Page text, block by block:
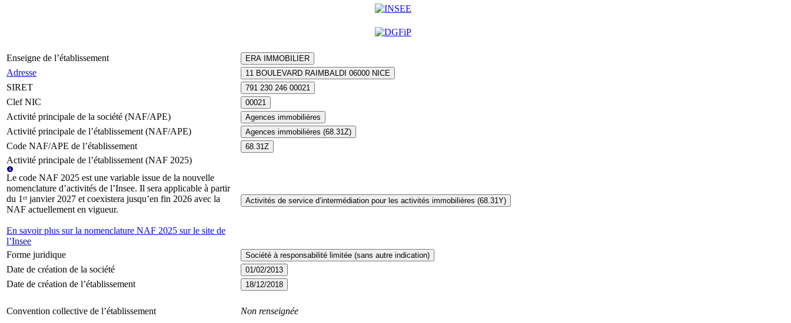
Enseigne de l’établissement ERA IMMOBILIER
Adresse 11 BOULEVARD RAIMBALDI 06000 NICE
SIRET 791 230 246 00021
Clef NIC 00021
Activité principale de la société (NAF/APE) Agences immobilières
Activité principale de l’établissement (NAF/APE) Agences immobilières (68.31Z)
Code NAF/APE de l’établissement 68.31Z
Activité principale de l’établissement (NAF 2025)
Le code NAF 2025 est une variable issue de la nouvelle
nomenclature d’activités de l’Insee. Il sera applicable à partir
du 1ᵉʳ janvier 2027 et coexistera jusqu’en fin 2026 avec la
NAF actuellement en vigueur.
En savoir plus sur la nomenclature NAF 2025 sur le site de
l’Insee
Activités de service d’intermédiation pour les activités immobilières (68.31Y)
Forme juridique Société à responsabilité limitée (sans autre indication)
Date de création de la société 01/02/2013
Date de création de l’établissement 18/12/2018
Convention collective de l’établissement Non renseignée